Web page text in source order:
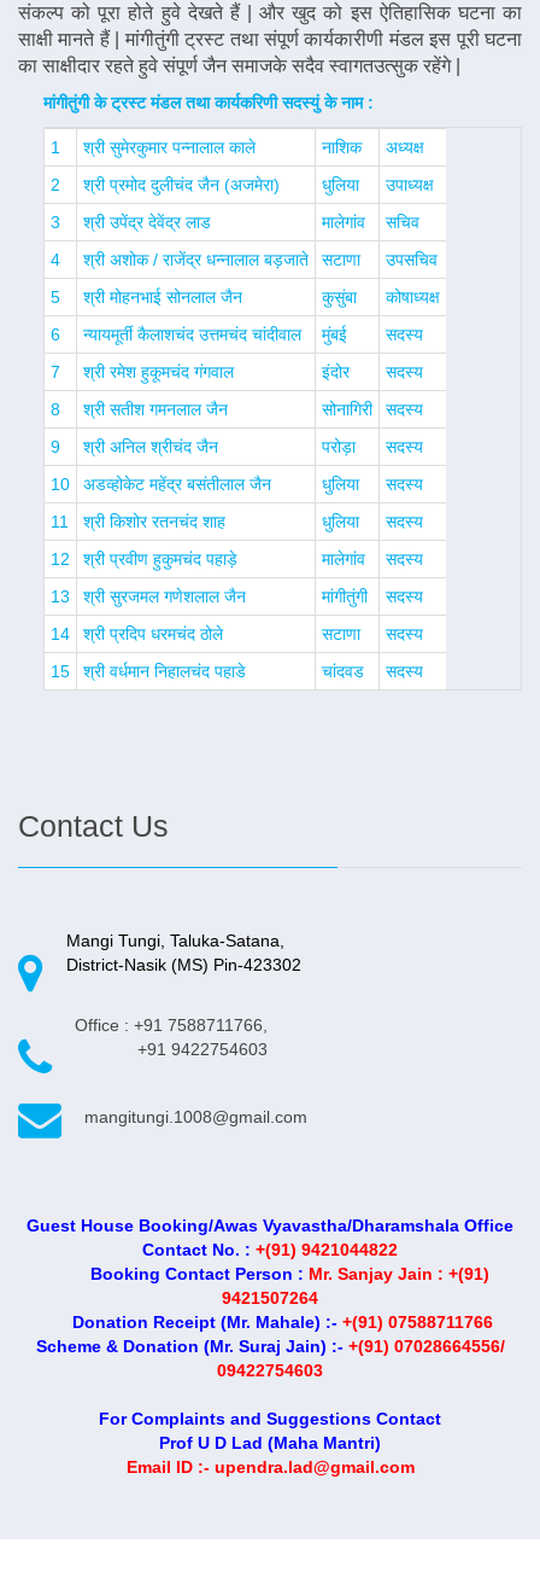
संकल्प को पूरा होते हुवे देखते हैं | और खुद को इस ऐतिहासिक घटना का
साक्षी मानते हैं | मांगीतुंगी ट्रस्ट तथा संपूर्ण कार्यकारीणी मंडल इस पूरी घटना
का साक्षीदार रहते हुवे संपूर्ण जैन समाजके सदैव स्वागतउत्सुक रहेंगे |
मांगीतुंगी के ट्रस्ट मंडल तथा कार्यकरिणी सदस्युं के नाम :
1 श्री सुमेरकुमार पन्नालाल काले नाशिक
अध्यक्ष
2
श्री प्रमोद दुलीचंद जैन (अजमेरा) धुलिया
उपाध्यक्ष
3
श्री उपेंद्र देवेंद्र लाड मालेगांव
सचिव
4
श्री अशोक / राजेंद्र धन्नालाल बड़जाते सटाणा
उपसचिव
5
श्री मोहनभाई सोनलाल जैन कुसुंबा
कोषाध्यक्ष
6
न्यायमूर्ती कैलाशचंद उत्तमचंद चांदीवाल मुंबई
सदस्य
7
श्री रमेश हुकूमचंद गंगवाल इंदोर
सदस्य
8
श्री सतीश गमनलाल जैन सोनागिरी
सदस्य
9
श्री अनिल श्रीचंद जैन परोड़ा
सदस्य
10
अडव्होकेट महेंद्र बसंतीलाल जैन धुलिया
सदस्य
11
श्री किशोर रतनचंद शाह धुलिया
सदस्य
12
श्री प्रवीण हुकुमचंद पहाड़े मालेगांव
सदस्य
13
श्री सुरजमल गणेशलाल जैन मांगीतुंगी
सदस्य
14
श्री प्रदिप धरमचंद ठोले सटाणा
सदस्य
15
श्री वर्धमान निहालचंद पहाडे चांदवड सदस्य
Contact Us
Mangi Tungi, Taluka-Satana,
District-Nasik (MS) Pin-423302
Office : +91 7588711766,
+91 9422754603
mangitungi.1008@gmail.com
Guest House Booking/Awas Vyavastha/Dharamshala Office
Contact No. : +(91) 9421044822
Booking Contact Person : Mr. Sanjay Jain : +(91)
9421507264
Donation Receipt (Mr. Mahale) :- +(91) 07588711766
Scheme & Donation (Mr. Suraj Jain) :- +(91) 07028664556/
09422754603
For Complaints and Suggestions Contact
Prof U D Lad (Maha Mantri)
Email ID :- upendra.lad@gmail.com